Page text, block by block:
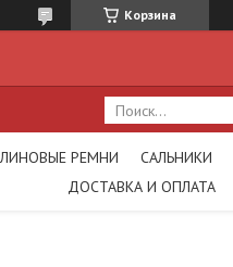
Корзина
РЕМНИ САЛЬНИКИ
ДОСТАВКА И ОПЛАТА